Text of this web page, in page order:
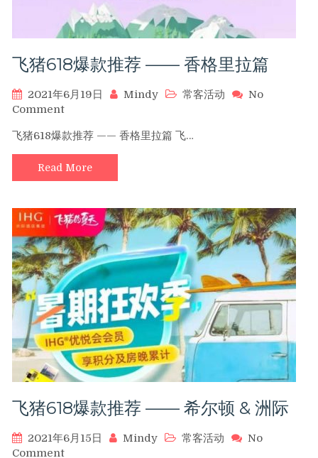
飞猪618爆款推荐 —— 香格里拉篇
2021年6月19日 Mindy 常客活动
No
Commenton
猪
618
爆
款
荐
——
香
格
里
拉
篇
飞猪618爆款推荐 —— 香格里拉篇 飞…
Read More
飞猪618爆款推荐 —— 希尔顿 & 洲际
2021年6月15日 Mindy 常客活动
No
Commenton